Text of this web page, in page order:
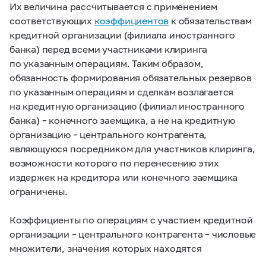
Их величина рассчитывается с применением
соответствующих коэффициентов к обязательствам
кредитной организации (филиала иностранного
банка) перед всеми участниками клиринга
по указанным операциям. Таким образом,
обязанность формирования обязательных резервов
по указанным операциям и сделкам возлагается
на кредитную организацию (филиал иностранного
банка) – конечного заемщика, а не на кредитную
организацию – центрального контрагента,
являющуюся посредником для участников клиринга,
возможности которого по перенесению этих
издержек на кредитора или конечного заемщика
ограничены.
Коэффициенты по операциям с участием кредитной
организации – центрального контрагента – числовые
множители, значения которых находятся